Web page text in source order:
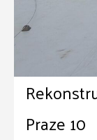
Praze 10